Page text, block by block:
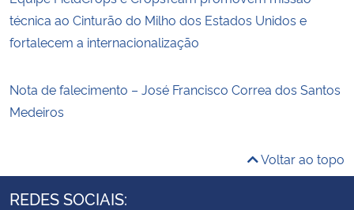
técnica ao Cinturão do Milho dos Estados Unidos e
fortalecem a internacionalização
Nota de falecimento – José Francisco Correa dos Santos
Medeiros
Voltar ao topo
REDES SOCIAIS: